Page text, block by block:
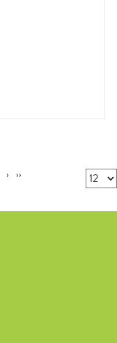
› ››